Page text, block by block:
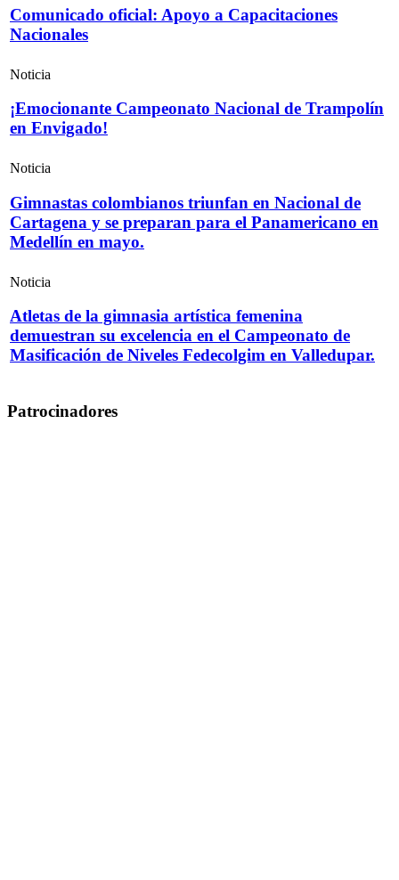
Comunicado oficial: Apoyo a Capacitaciones
Nacionales
Noticia
¡Emocionante Campeonato Nacional de Trampolín
en Envigado!
Noticia
Gimnastas colombianos triunfan en Nacional de
Cartagena y se preparan para el Panamericano en
Medellín en mayo.
Noticia
Atletas de la gimnasia artística femenina
demuestran su excelencia en el Campeonato de
Masificación de Niveles Fedecolgim en Valledupar.
Patrocinadores